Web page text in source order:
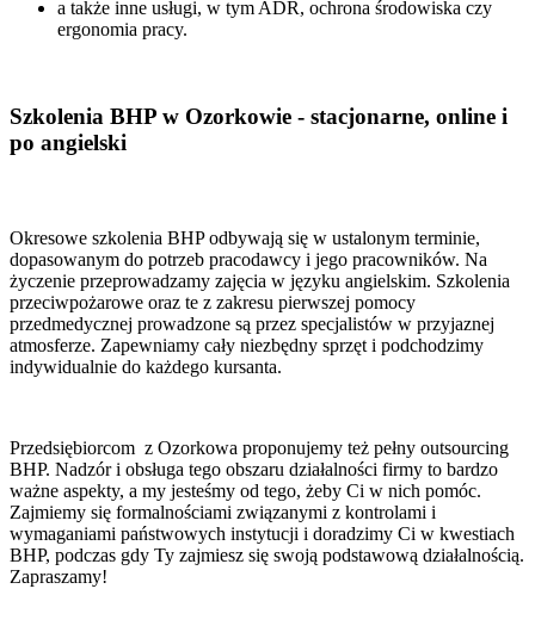
a także inne usługi, w tym ADR, ochrona środowiska czy
ergonomia pracy.
Szkolenia BHP w Ozorkowie - stacjonarne, online i
po angielski
Okresowe szkolenia BHP odbywają się w ustalonym terminie,
dopasowanym do potrzeb pracodawcy i jego pracowników. Na
życzenie przeprowadzamy zajęcia w języku angielskim. Szkolenia
przeciwpożarowe oraz te z zakresu pierwszej pomocy
przedmedycznej prowadzone są przez specjalistów w przyjaznej
atmosferze. Zapewniamy cały niezbędny sprzęt i podchodzimy
indywidualnie do każdego kursanta.
Przedsiębiorcom z Ozorkowa proponujemy też pełny outsourcing
BHP. Nadzór i obsługa tego obszaru działalności firmy to bardzo
ważne aspekty, a my jesteśmy od tego, żeby Ci w nich pomóc.
Zajmiemy się formalnościami związanymi z kontrolami i
wymaganiami państwowych instytucji i doradzimy Ci w kwestiach
BHP, podczas gdy Ty zajmiesz się swoją podstawową działalnością.
Zapraszamy!